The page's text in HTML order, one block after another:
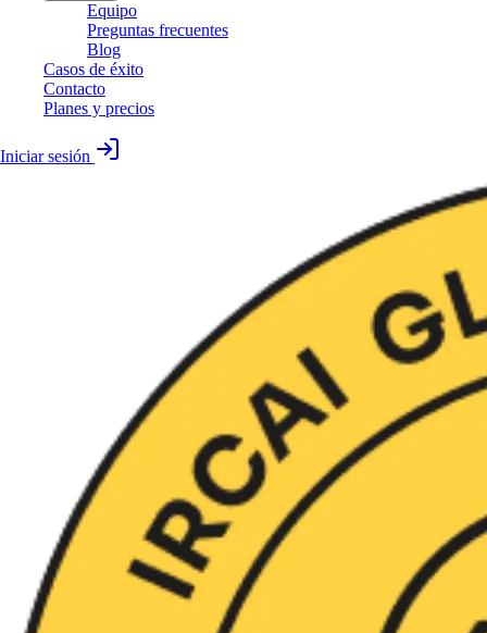
Equipo
Preguntas frecuentes
Blog
Casos de éxito
Contacto
Planes y precios
Iniciar sesión